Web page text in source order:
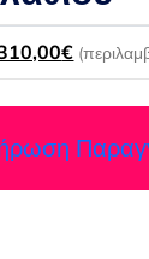
€